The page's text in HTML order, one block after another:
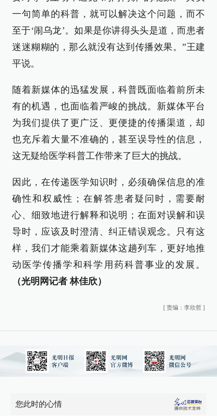
一句简单的科普，就可以解决这个问题，而不
至于‘闹乌龙’。如果是你讲得头头是道，而患者
迷迷糊糊的，那么就没有达到传播效果。”王建
平说。
随着新媒体的迅猛发展，科普既面临着前所未
有的机遇，也面临着严峻的挑战。新媒体平台
为我们提供了更广泛、更便捷的传播渠道，却
也充斥着大量不准确的，甚至误导性的信息，
这无疑给医学科普工作带来了巨大的挑战。
因此，在传递医学知识时，必须确保信息的准
确性和权威性；在解答患者疑问时，需要耐
心、细致地进行解释和说明；在面对误解和误
导时，应该及时澄清、纠正错误观念。只有这
样，我们才能乘着新媒体这趟列车，更好地推
动医学传播学和科学用药科普事业的发展。
（光明网记者 林佳欣）
[ 责编：李欣哲 ]
您此时的心情